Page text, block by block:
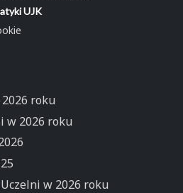
UJK
roku
w 2026 roku
w 2026 roku